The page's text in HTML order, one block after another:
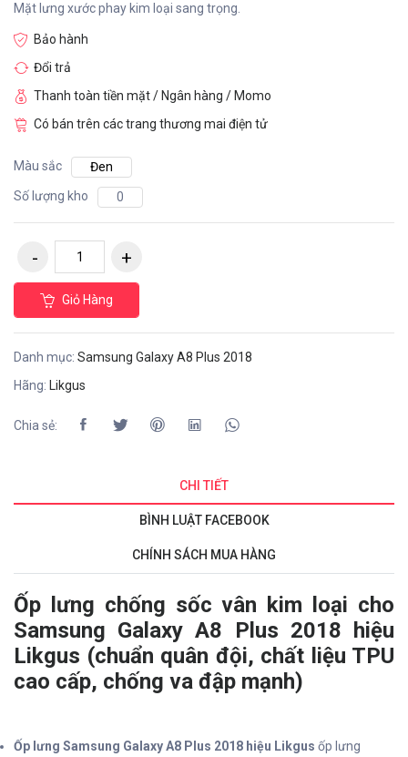
Mặt lưng xước phay kim loại sang trọng.
Bảo hành
Đổi trả
Thanh toàn tiền mặt / Ngân hàng / Momo
Có bán trên các trang thương mai điện tử
Màu sắc
Đen
Số lượng kho
0
Giỏ Hàng
Danh mục: Samsung Galaxy A8 Plus 2018
Hãng: Likgus
Chia sẻ:
CHI TIẾT
BÌNH LUẬT FACEBOOK
CHÍNH SÁCH MUA HÀNG
Ốp lưng chống sốcvân kim loại cho
Samsung Galaxy A8 Plus 2018 hiệu
Likgus (chuẩn quân đội, chất liệu TPU
cao cấp, chống va đập mạnh)
Ốp lưng Samsung Galaxy A8 Plus 2018 hiệu Likgus ốp lưng